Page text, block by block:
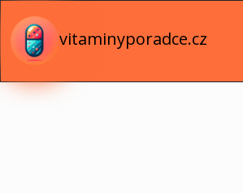
vitaminyporadce.cz